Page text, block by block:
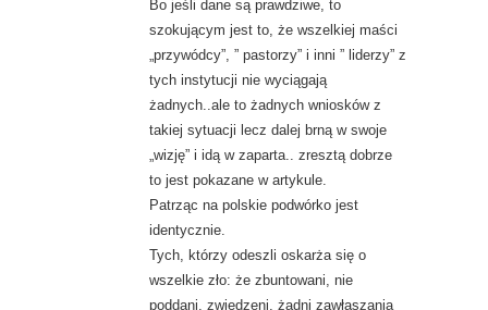
Bo jeśli dane są prawdziwe, to
szokującym jest to, że wszelkiej maści
„przywódcy”, ” pastorzy” i inni ” liderzy” z
tych instytucji nie wyciągają
żadnych..ale to żadnych wniosków z
takiej sytuacji lecz dalej brną w swoje
„wizję” i idą w zaparta.. zresztą dobrze
to jest pokazane w artykule.
Patrząc na polskie podwórko jest
identycznie.
Tych, którzy odeszli oskarża się o
wszelkie zło: że zbuntowani, nie
poddani, zwiedzeni, żądni zawłaszania